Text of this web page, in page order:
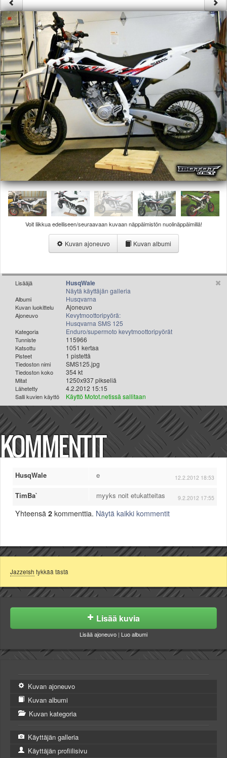
Säännöt ja ohjeet
Uudet ajoneuvot
Uudet kuvat
Uudet videot
Uudet kommentit
MYYDÄÄN
Haku
Ohjeet
Ajoneuvot
Osat
TIETOPANKKI
TAPAHTUMAT
MP15 kuvia
MP14 kuvia
MP13 kuvia
ACS 2015 kuvia
Lisää uusi tapahtuma
UUTISET
Valitse paikkakunta
Helsingin sää
Oulun sää
Rovaniemen sää
MUUT
VIP-jäsenyys
Paidat ja vaatteet
Suunnittele oma paita
Mainostus
Palaute
Kevytversio
Voit liikkua edelliseen/seuraavaan kuvaan näppäimistön nuolinäppäimillä!
Kuvan ajoneuvo Kuvan albumi
Lisääjä HusqWale
Näytä käyttäjän galleria
Albumi Husqvarna
Kuvan luokittelu Ajoneuvo
Ajoneuvo
Kevytmoottoripyörä:
Husqvarna SMS 125
Kategoria Enduro/supermoto kevytmoottoripyörät
Tunniste 115966
Katsottu 1051 kertaa
Pisteet 1 pistettä
Tiedoston nimi SMS125.jpg
Tiedoston koko 354 kt
Mitat 1250x937 pikseliä
Lähetetty 4.2.2012 15:15
Salli kuvien käyttö Käyttö Motot.netissä sallitaan
KOMMENTIT
HusqWale e 12.2.2012 18:53
TimBa` myyks noit etukatteitas 9.2.2012 17:55
Yhteensä 2 kommenttia. Näytä kaikki kommentit
Jazzeish tykkää tästä
Lisää kuvia
Lisää ajoneuvo | Luo albumi
Kuvan ajoneuvo
Kuvan albumi
Kuvan kategoria
Käyttäjän galleria
Käyttäjän profiilisivu